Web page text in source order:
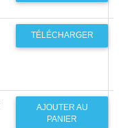
TÉLÉCHARGER
AJOUTER AU
PANIER